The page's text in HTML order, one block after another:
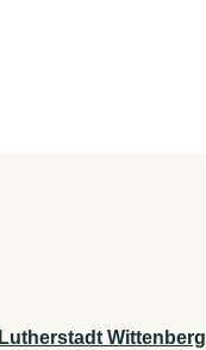
Lutherstadt Wittenberg